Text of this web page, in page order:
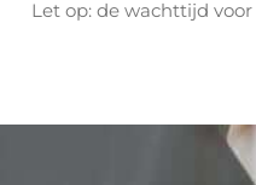
Let op: de wachttijd